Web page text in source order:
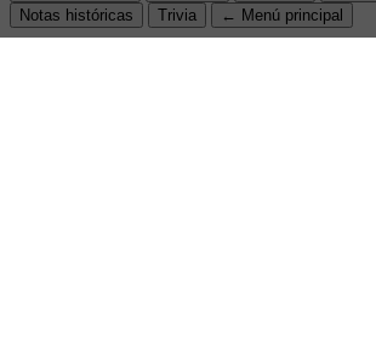
Notas históricas
Trivia ← Menú principal